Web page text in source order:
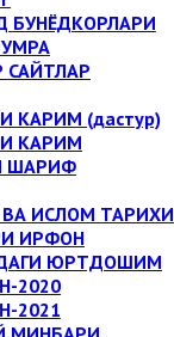
БУНЁДКОРЛАРИ
КАРИМ (дастур)
КАРИМ
ШАРИФ
ИСЛОМ ТАРИХИ
ИРФОН
ЮРТДОШИМ
2020
2021